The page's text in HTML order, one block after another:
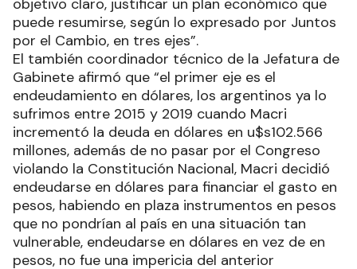
objetivo claro, justificar un plan económico que
puede resumirse, según lo expresado por Juntos
por el Cambio, en tres ejes”.
El también coordinador técnico de la Jefatura de
Gabinete afirmó que “el primer eje es el
endeudamiento en dólares, los argentinos ya lo
sufrimos entre 2015 y 2019 cuando Macri
incrementó la deuda en dólares en u$s102.566
millones, además de no pasar por el Congreso
violando la Constitución Nacional, Macri decidió
endeudarse en dólares para financiar el gasto en
pesos, habiendo en plaza instrumentos en pesos
que no pondrían al país en una situación tan
vulnerable, endeudarse en dólares en vez de en
pesos, no fue una impericia del anterior